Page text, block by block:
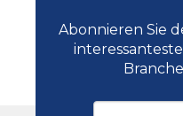
Abonnieren Sie